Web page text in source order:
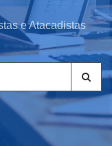
e Atacadistas